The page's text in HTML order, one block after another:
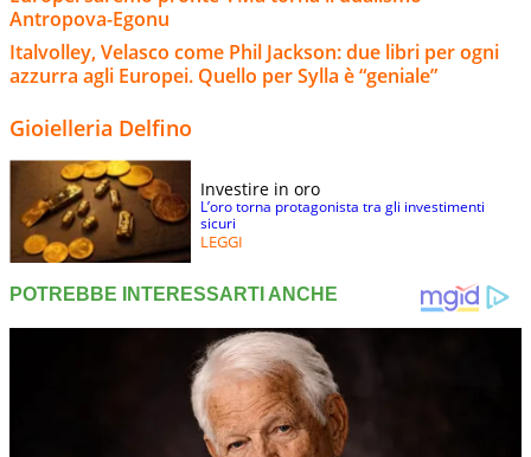
Antropova-Egonu
Italvolley, Velasco come Phil Jackson: due libri per ogni
azzurra agli Europei. Quello per Sylla è “geniale”
Gioielleria Delfino
Investire in oro
L’oro torna protagonista tra gli investimenti
sicuri
LEGGI